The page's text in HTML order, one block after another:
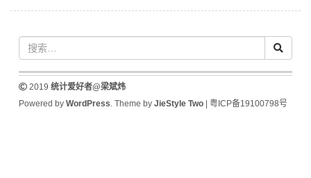
2019 统计爱好者@梁斌炜
Powered by WordPress. Theme by JieStyle Two| 粤ICP备19100798号